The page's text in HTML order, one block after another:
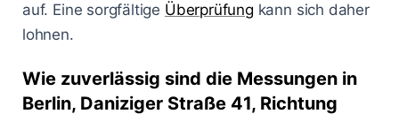
auf. Eine sorgfältige Überprüfung kann sich daher
lohnen.
Wie zuverlässig sind die Messungen in
Berlin, Daniziger Straße 41, Richtung